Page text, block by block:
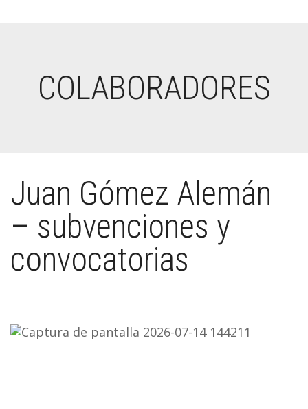
COLABORADORES
Juan Gómez Alemán
– subvenciones y
convocatorias